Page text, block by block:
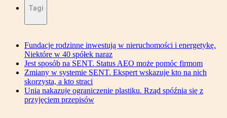
Tagi
Fundacje rodzinne inwestują w nieruchomości i energetykę.
Niektóre w 40 spółek naraz
Jest sposób na SENT. Status AEO może pomóc firmom
Zmiany w systemie SENT. Ekspert wskazuje kto na nich
skorzysta, a kto straci
Unia nakazuje ograniczenie plastiku. Rząd spóźnia się z
przyjęciem przepisów